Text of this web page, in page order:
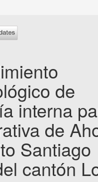
de
interna
de
Santiago
cantón